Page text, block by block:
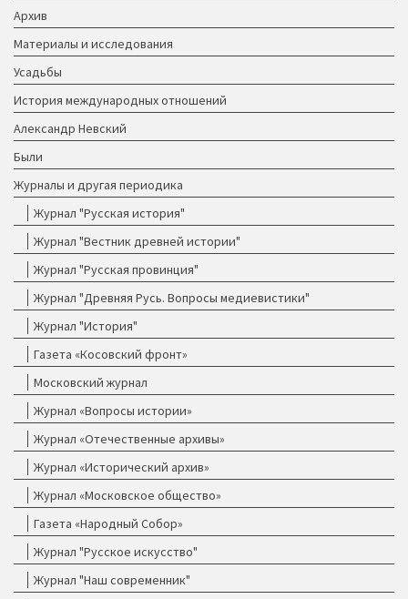
Архив
Материалы и исследования
Усадьбы
История международных отношений
Александр Невский
Были
Журналы и другая периодика
Журнал "Русская история"
Журнал "Вестник древней истории"
Журнал "Русская провинция"
Журнал "Древняя Русь. Вопросы медиевистики"
Журнал "История"
Газета «Косовский фронт»
Московский журнал
Журнал «Вопросы истории»
Журнал «Отечественные архивы»
Журнал «Исторический архив»
Журнал «Московское общество»
Газета «Народный Собор»
Журнал "Русское искусство"
Журнал "Наш современник"